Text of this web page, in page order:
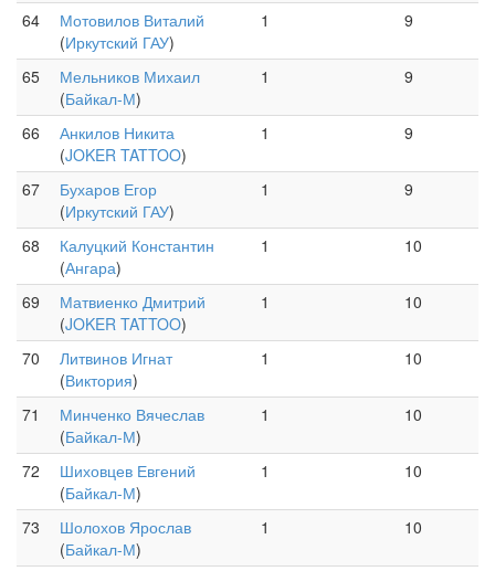
64
Мотовилов Виталий
(Иркутский ГАУ)
1 9
65
Мельников Михаил
(Байкал-М)
1 9
66
Анкилов Никита
(JOKER TATTOO)
1 9
67
Бухаров Егор
(Иркутский ГАУ)
1 9
68
Калуцкий Константин
(Ангара)
1 10
69
Матвиенко Дмитрий
(JOKER TATTOO)
1 10
70
Литвинов Игнат
(Виктория)
1 10
71
Минченко Вячеслав
(Байкал-М)
1 10
72
Шиховцев Евгений
(Байкал-М)
1 10
73
Шолохов Ярослав
(Байкал-М)
1 10